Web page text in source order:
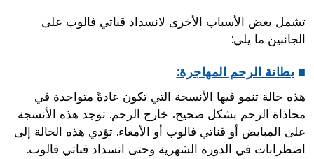
تشمل بعض الأسباب الأخرى لانسداد قناتي فالوب على
الجانبين ما يلي:
■ بطانة الرحم المهاجرة:
هذه حالة تنمو فيها الأنسجة التي تكون عادةً متواجدة في
محاذاة الرحم بشكل صحيح، خارج الرحم. توجد هذه الأنسجة
على المبايض أو قناتي فالوب أو الأمعاء. تؤدي هذه الحالة إلى
اضطرابات في الدورة الشهرية وحتى انسداد قناتي فالوب.